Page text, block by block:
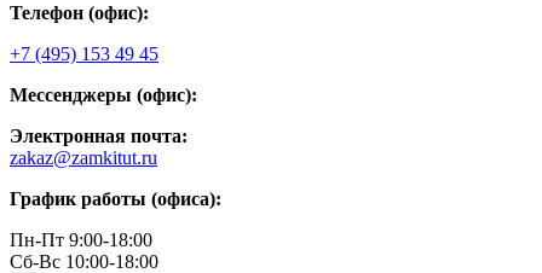
Телефон (офис):
+7 (495) 153 49 45
Мессенджеры (офис):
Электронная почта:
zakaz@zamkitut.ru
График работы (офиса):
Пн-Пт 9:00-18:00
Сб-Вс 10:00-18:00